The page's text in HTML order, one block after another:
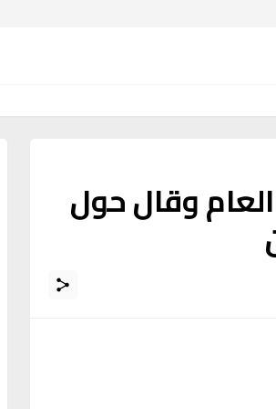
وقال حول